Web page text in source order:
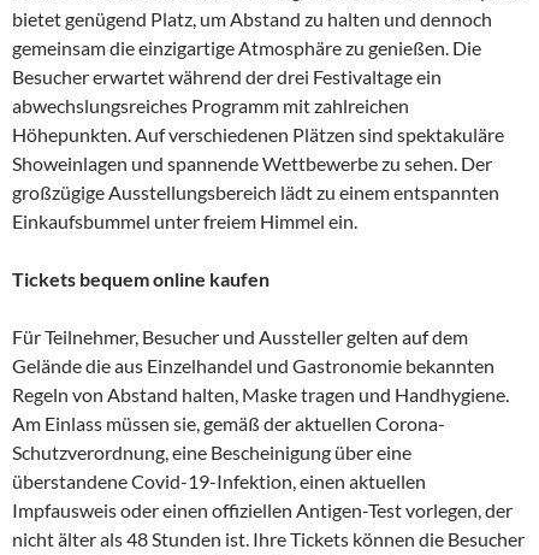
bietet genügend Platz, um Abstand zu halten und dennoch
gemeinsam die einzigartige Atmosphäre zu genießen. Die
Besucher erwartet während der drei Festivaltage ein
abwechslungsreiches Programm mit zahlreichen
Höhepunkten. Auf verschiedenen Plätzen sind spektakuläre
Showeinlagen und spannende Wettbewerbe zu sehen. Der
großzügige Ausstellungsbereich lädt zu einem entspannten
Einkaufsbummel unter freiem Himmel ein.
Tickets bequem online kaufen
Für Teilnehmer, Besucher und Aussteller gelten auf dem
Gelände die aus Einzelhandel und Gastronomie bekannten
Regeln von Abstand halten, Maske tragen und Handhygiene.
Am Einlass müssen sie, gemäß der aktuellen Corona-
Schutzverordnung, eine Bescheinigung über eine
überstandene Covid-19-Infektion, einen aktuellen
Impfausweis oder einen offiziellen Antigen-Test vorlegen, der
nicht älter als 48 Stunden ist. Ihre Tickets können die Besucher